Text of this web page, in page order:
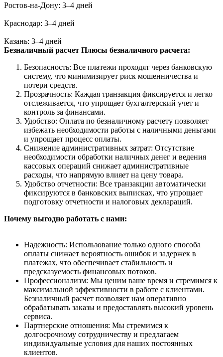
Ростов-на-Дону: 3–4 дней
Краснодар: 3–4 дней
Казань: 3–4 дней
Безналичный расчет Плюсы безналичного расчета:
Безопасность: Все платежи проходят через банковскую
систему, что минимизирует риск мошенничества и
потери средств.
Прозрачность: Каждая транзакция фиксируется и легко
отслеживается, что упрощает бухгалтерский учет и
контроль за финансами.
Удобство: Оплата по безналичному расчету позволяет
избежать необходимости работы с наличными деньгами
и упрощает процесс оплаты.
Снижение административных затрат: Отсутствие
необходимости обработки наличных денег и ведения
кассовых операций снижает административные
расходы, что напрямую влияет на цену товара.
Удобство отчетности: Все транзакции автоматически
фиксируются в банковских выписках, что упрощает
подготовку отчетности и налоговых деклараций.
Почему выгодно работать с нами:
Надежность: Использование только одного способа
оплаты снижает вероятность ошибок и задержек в
платежах, что обеспечивает стабильность и
предсказуемость финансовых потоков.
Профессионализм: Мы ценим ваше время и стремимся к
максимальной эффективности в работе с клиентами.
Безналичный расчет позволяет нам оперативно
обрабатывать заказы и предоставлять высокий уровень
сервиса.
Партнерские отношения: Мы стремимся к
долгосрочному сотрудничеству и предлагаем
индивидуальные условия для наших постоянных
клиентов.